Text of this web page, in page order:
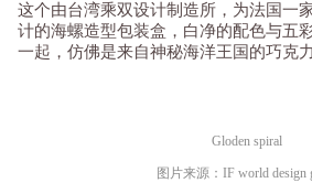
这个由台湾乘双设计制造所，为法国一
计的海螺造型包装盒，白净的配色与五
一起，仿佛是来自神秘海洋王国的巧克力
Gloden spiral
图片来源：IF world design